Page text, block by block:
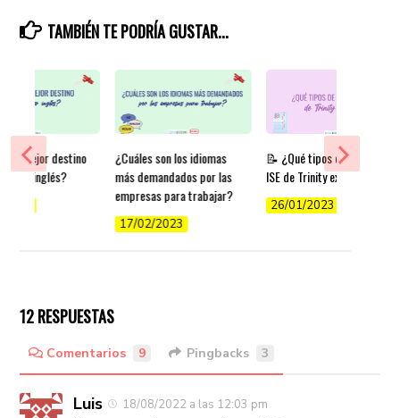
TAMBIÉN TE PODRÍA GUSTAR...
¿Cuáles son los idiomas
más demandados por las
empresas para trabajar?
17/02/2023
📝 ¿Qué tipos de exámenes
ISE de Trinity existen?
26/01/2023
el mejor destino
inglés?
12 RESPUESTAS
Comentarios 9 Pingbacks 3
Luis
18/08/2022 a las 12:03 pm